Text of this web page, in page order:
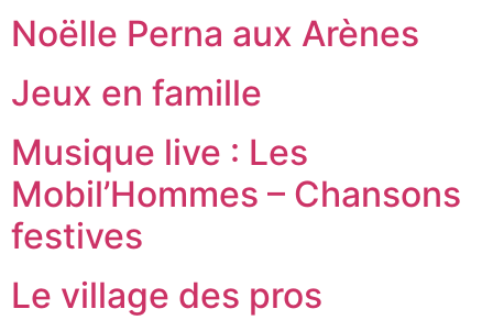
Noëlle Perna aux Arènes
Jeux en famille
Musique live : Les
Mobil’Hommes – Chansons
festives
Le village des pros